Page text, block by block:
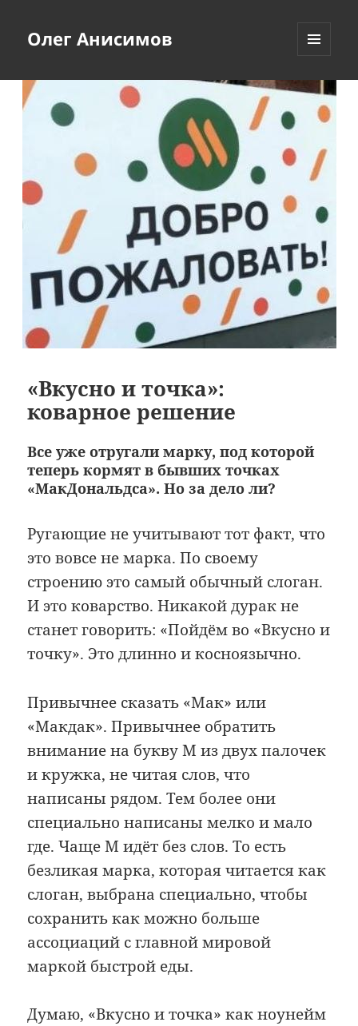
Олег Анисимов
ВИДЖЕТЫ
«Вкусно и точка»:
коварное решение
Все уже отругали марку, под которой
теперь кормят в бывших точках
«МакДональдса». Но за дело ли?
Ругающие не учитывают тот факт, что
это вовсе не марка. По своему
строению это самый обычный слоган.
И это коварство. Никакой дурак не
станет говорить: «Пойдём во «Вкусно и
точку». Это длинно и косноязычно.
Привычнее сказать «Мак» или
«Макдак». Привычнее обратить
внимание на букву М из двух палочек
и кружка, не читая слов, что
написаны рядом. Тем более они
специально написаны мелко и мало
где. Чаще M идёт без слов. То есть
безликая марка, которая читается как
слоган, выбрана специально, чтобы
сохранить как можно больше
ассоциаций с главной мировой
маркой быстрой еды.
Думаю, «Вкусно и точка» как ноунейм